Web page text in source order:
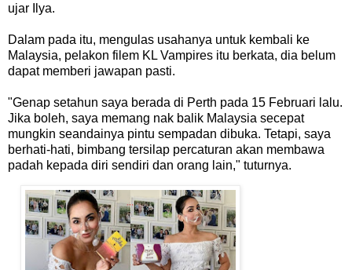
ujar Ilya.
Dalam pada itu, mengulas usahanya untuk kembali ke
Malaysia, pelakon filem KL Vampires itu berkata, dia belum
dapat memberi jawapan pasti.
"Genap setahun saya berada di Perth pada 15 Februari lalu.
Jika boleh, saya memang nak balik Malaysia secepat
mungkin seandainya pintu sempadan dibuka. Tetapi, saya
berhati-hati, bimbang tersilap percaturan akan membawa
padah kepada diri sendiri dan orang lain," tuturnya.